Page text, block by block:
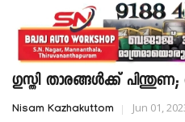
ഗുസ്തി താരങ്ങൾക്ക് പിന്തുണ;
Nisam Kazhakuttom Jun 01,